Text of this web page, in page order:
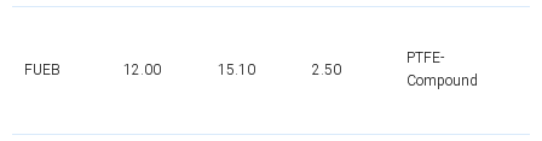
FUEB 12.00 15.10 2.50
PTFE-
Compound